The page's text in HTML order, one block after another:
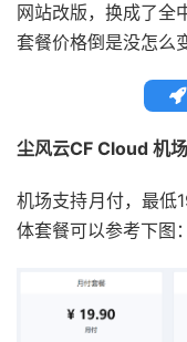
网站改版，换成了全
套餐价格倒是没怎么
尘风云CF Cloud 机
机场支持月付，最低
体套餐可以参考下图：